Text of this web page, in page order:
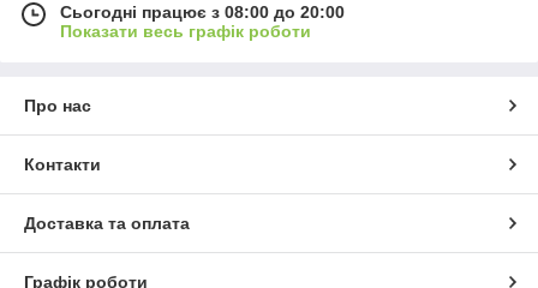
Сьогодні працює з 08:00 до 20:00
Показати весь графік роботи
Про нас
Контакти
Доставка та оплата
Графік роботи